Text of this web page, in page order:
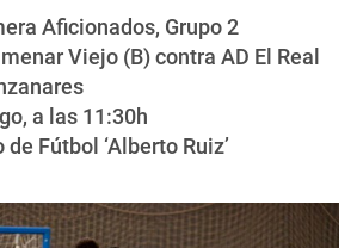
Aficionados, Grupo 2
Viejo (B) contra AD El Real
a las 11:30h
de Fútbol ‘Alberto Ruiz’